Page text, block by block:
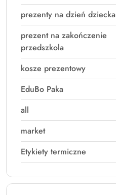
prezenty na dzień dziecka
prezent na zakończenie
przedszkola
kosze prezentowy
EduBo Paka
all
market
Etykiety termiczne